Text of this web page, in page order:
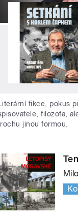
fikce, pokus
filozofa,
jinou formou.